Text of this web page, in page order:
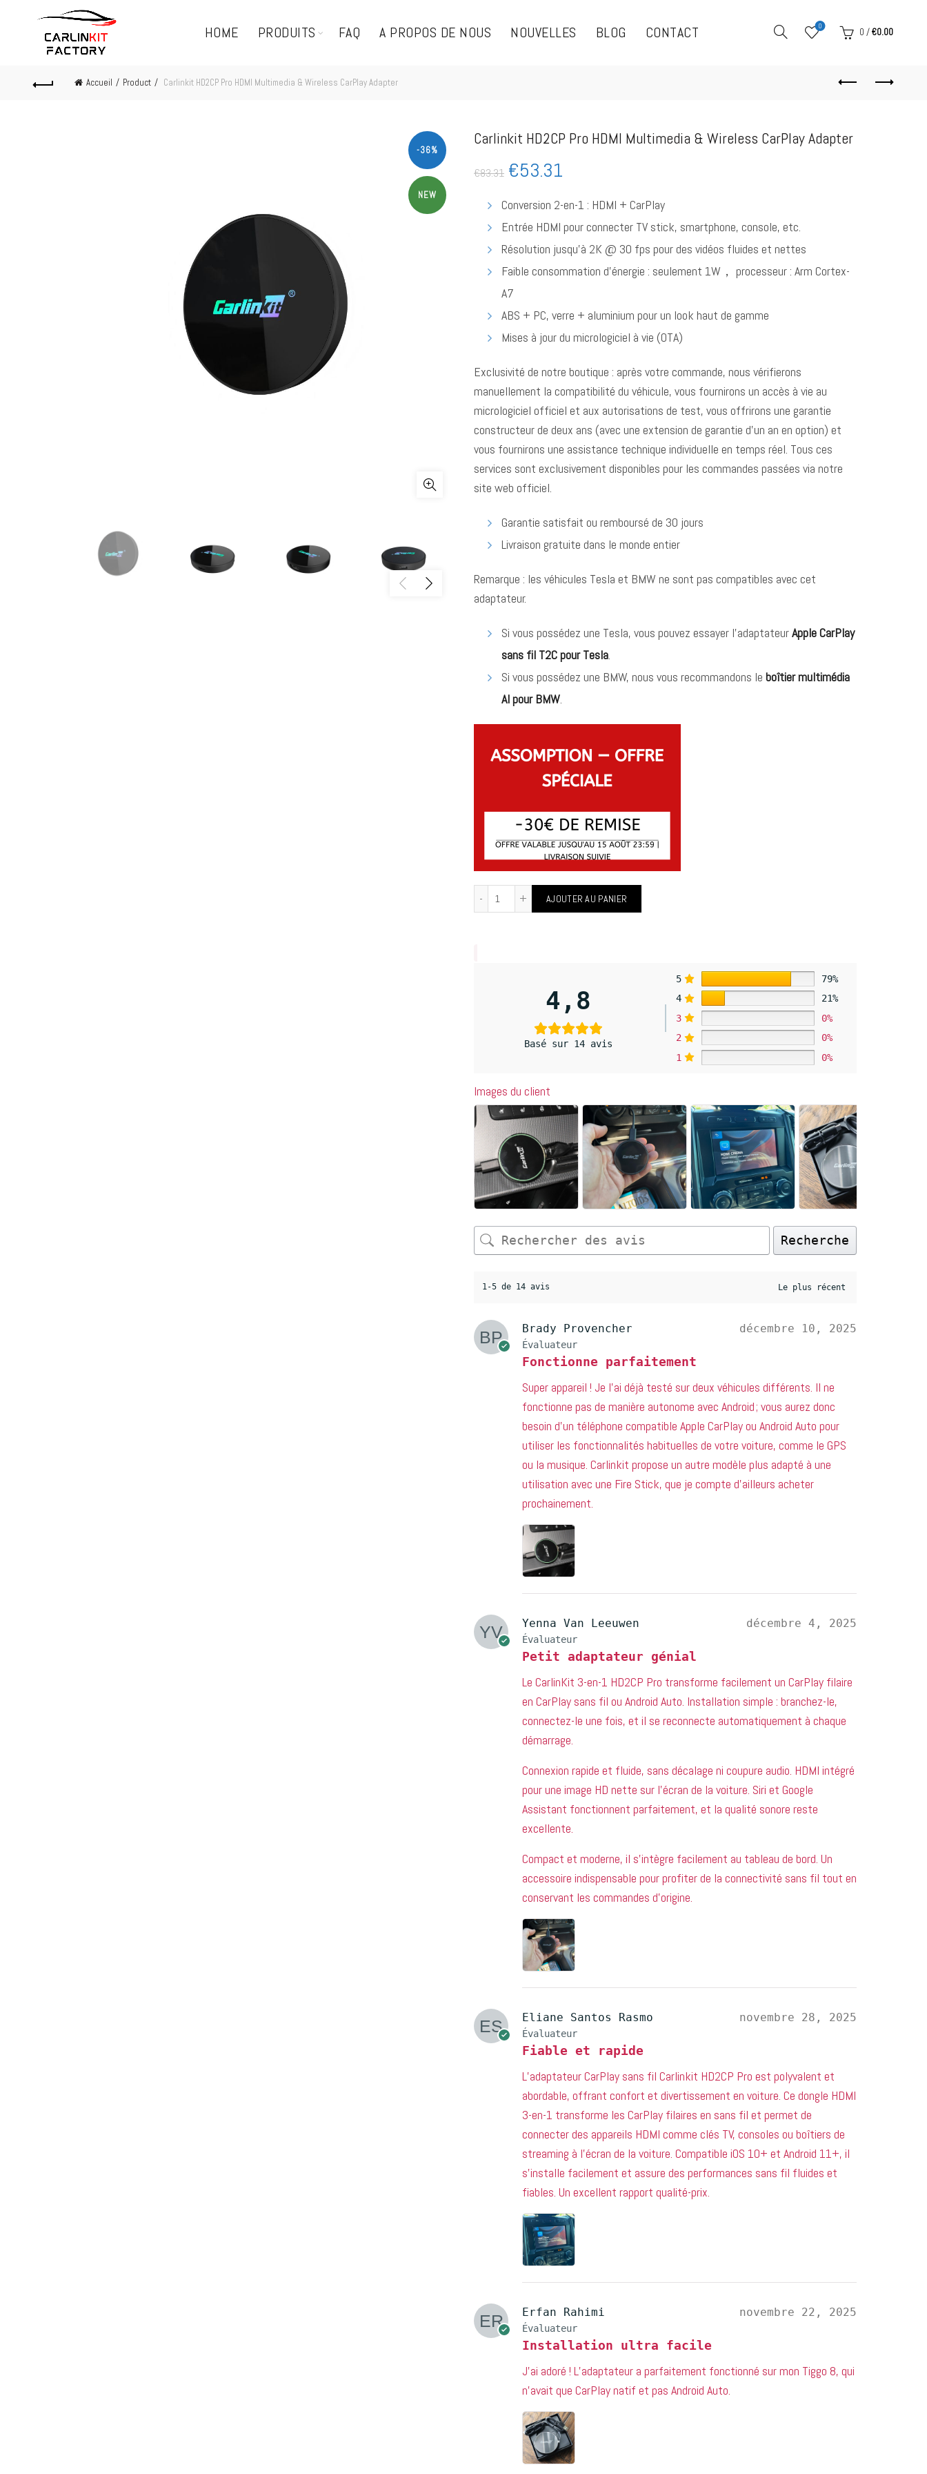
HOME PRODUITS FAQ A PROPOS DE NOUS NOUVELLES BLOG CONTACT 0
0 / €0.00
Accueil Product Carlinkit HD2CP Pro HDMI Multimedia & Wireless CarPlay Adapter
-36%
NEW
Carlinkit HD2CP Pro HDMI Multimedia & Wireless CarPlay Adapter
€83.31 €53.31
Conversion 2-en-1 : HDMI + CarPlay
Entrée HDMI pour connecter TV stick, smartphone, console, etc.
Résolution jusqu’à 2K @ 30 fps pour des vidéos fluides et nettes
Faible consommation d’énergie : seulement 1W， processeur : Arm Cortex-
A7
ABS + PC, verre + aluminium pour un look haut de gamme
Mises à jour du micrologiciel à vie (OTA)
Exclusivité de notre boutique : après votre commande, nous vérifierons
manuellement la compatibilité du véhicule, vous fournirons un accès à vie au
micrologiciel officiel et aux autorisations de test, vous offrirons une garantie
constructeur de deux ans (avec une extension de garantie d’un an en option) et
vous fournirons une assistance technique individuelle en temps réel. Tous ces
services sont exclusivement disponibles pour les commandes passées via notre
site web officiel.
Garantie satisfait ou remboursé de 30 jours
Livraison gratuite dans le monde entier
Remarque : les véhicules Tesla et BMW ne sont pas compatibles avec cet
adaptateur.
Si vous possédez une Tesla, vous pouvez essayer l’adaptateurApple CarPlay
sans fil T2C pour Tesla.
Si vous possédez une BMW, nous vous recommandons le boîtier multimédia
AI pour BMW.
AJOUTER AU PANIER
4,8
Basé sur 14 avis
5
79%
4
21%
3
0%
2
0%
1
0%
Images du client
Recherche
1-5 de 14 avis
Brady Provencher
Évaluateur
décembre 10, 2025
Fonctionne parfaitement
Super appareil ! Je l’ai déjà testé sur deux véhicules différents. Il ne
fonctionne pas de manière autonome avec Android ; vous aurez donc
besoin d’un téléphone compatible Apple CarPlay ou Android Auto pour
utiliser les fonctionnalités habituelles de votre voiture, comme le GPS
ou la musique. Carlinkit propose un autre modèle plus adapté à une
utilisation avec une Fire Stick, que je compte d’ailleurs acheter
prochainement.
Yenna Van Leeuwen
Évaluateur
décembre 4, 2025
Petit adaptateur génial
Le CarlinKit 3-en-1 HD2CP Pro transforme facilement un CarPlay filaire
en CarPlay sans fil ou Android Auto. Installation simple : branchez-le,
connectez-le une fois, et il se reconnecte automatiquement à chaque
démarrage.
Connexion rapide et fluide, sans décalage ni coupure audio. HDMI intégré
pour une image HD nette sur l’écran de la voiture. Siri et Google
Assistant fonctionnent parfaitement, et la qualité sonore reste
excellente.
Compact et moderne, il s’intègre facilement au tableau de bord. Un
accessoire indispensable pour profiter de la connectivité sans fil tout en
conservant les commandes d’origine.
Eliane Santos Rasmo
Évaluateur
novembre 28, 2025
Fiable et rapide
L’adaptateur CarPlay sans fil Carlinkit HD2CP Pro est polyvalent et
abordable, offrant confort et divertissement en voiture. Ce dongle HDMI
3-en-1 transforme les CarPlay filaires en sans fil et permet de
connecter des appareils HDMI comme clés TV, consoles ou boîtiers de
streaming à l’écran de la voiture. Compatible iOS 10+ et Android 11+, il
s’installe facilement et assure des performances sans fil fluides et
fiables. Un excellent rapport qualité-prix.
Erfan Rahimi
Évaluateur
novembre 22, 2025
Installation ultra facile
J’ai adoré ! L’adaptateur a parfaitement fonctionné sur mon Tiggo 8, qui
n’avait que CarPlay natif et pas Android Auto.